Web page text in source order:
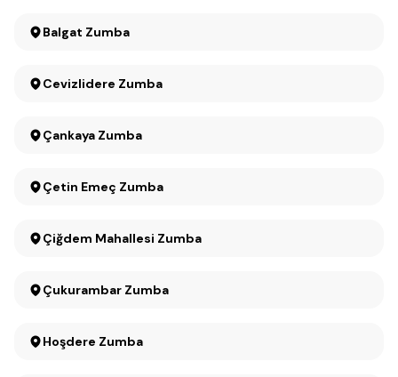
Balgat Zumba
Cevizlidere Zumba
Çankaya Zumba
Çetin Emeç Zumba
Çiğdem Mahallesi Zumba
Çukurambar Zumba
Hoşdere Zumba